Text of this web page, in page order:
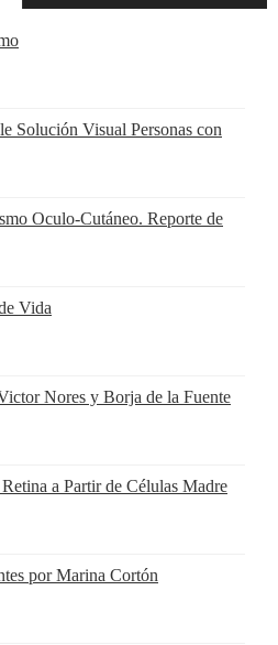
Solución Visual Personas con
Oculo-Cutáneo. Reporte de
Vida
Nores y Borja de la Fuente
a Partir de Células Madre
por Marina Cortón